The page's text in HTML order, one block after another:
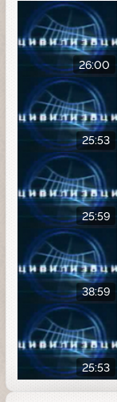
26:00
25:53
25:59
38:59
25:53